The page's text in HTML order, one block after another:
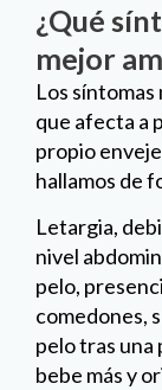
¿Qué
mejor
Los
que afecta a
propio
hallamos de
Letargia,
nivel
pelo,
comedones,
pelo tras una
bebe más y